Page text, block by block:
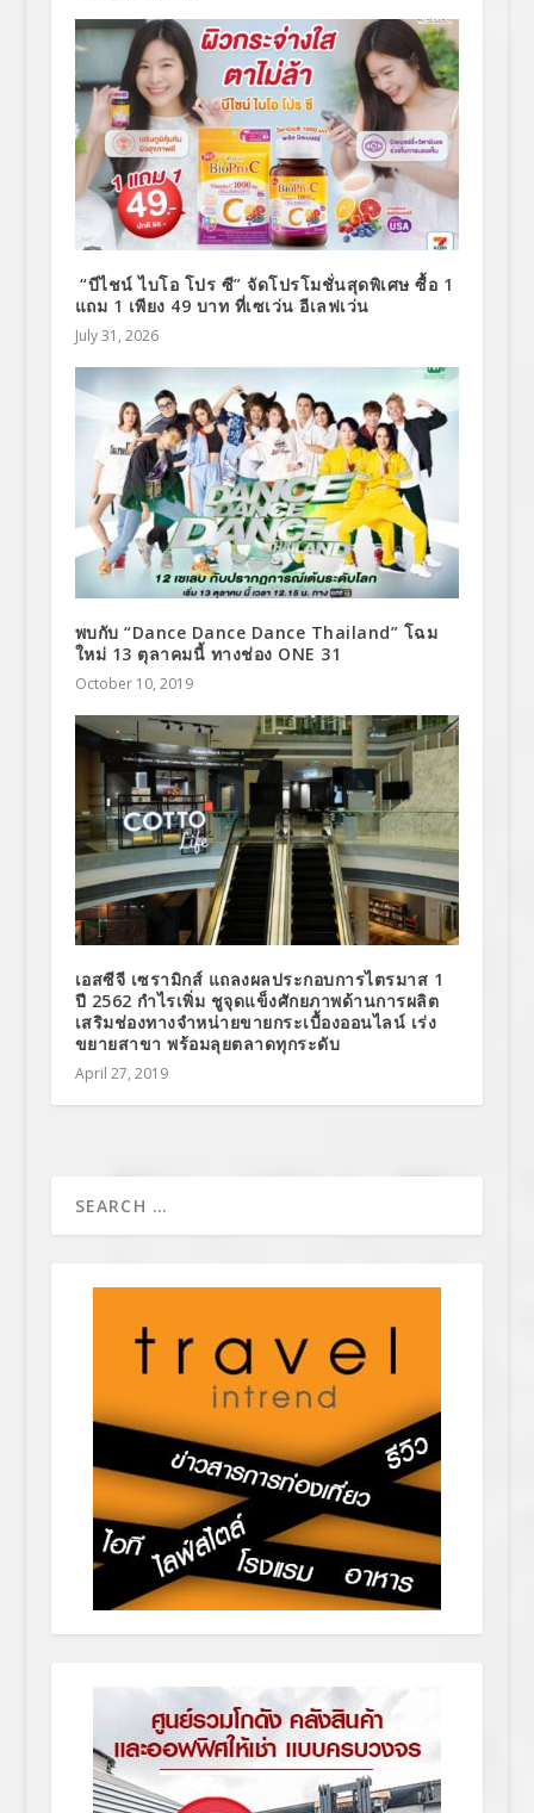
“บีไชน์ ไบโอ โปร ซี” จัดโปรโมชั่นสุดพิเศษ ซื้อ 1
แถม 1 เพียง 49 บาท ที่เซเว่น อีเลฟเว่น
July 31, 2026
พบกับ “Dance Dance Dance Thailand” โฉม
ใหม่ 13 ตุลาคมนี้ ทางช่อง ONE 31
October 10, 2019
เอสซีจี เซรามิกส์ แถลงผลประกอบการไตรมาส 1
ปี 2562 กำไรเพิ่ม ชูจุดแข็งศักยภาพด้านการผลิต
เสริมช่องทางจำหน่ายขายกระเบื้องออนไลน์ เร่ง
ขยายสาขา พร้อมลุยตลาดทุกระดับ
April 27, 2019